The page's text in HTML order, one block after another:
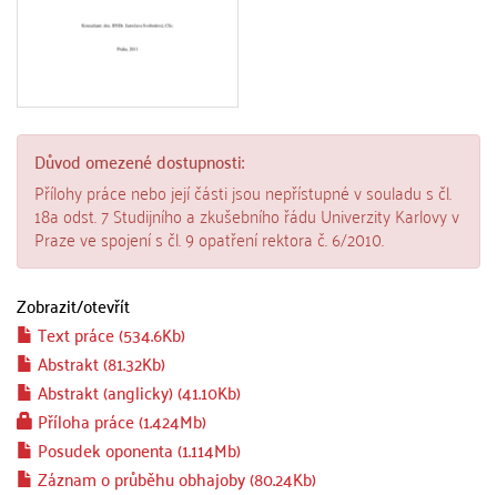
Důvod omezené dostupnosti:
Přílohy práce nebo její části jsou nepřístupné v souladu s čl.
18a odst. 7 Studijního a zkušebního řádu Univerzity Karlovy v
Praze ve spojení s čl. 9 opatření rektora č. 6/2010.
Zobrazit/otevřít
Text práce (534.6Kb)
Abstrakt (81.32Kb)
Abstrakt (anglicky) (41.10Kb)
Příloha práce (1.424Mb)
Posudek oponenta (1.114Mb)
Záznam o průběhu obhajoby (80.24Kb)